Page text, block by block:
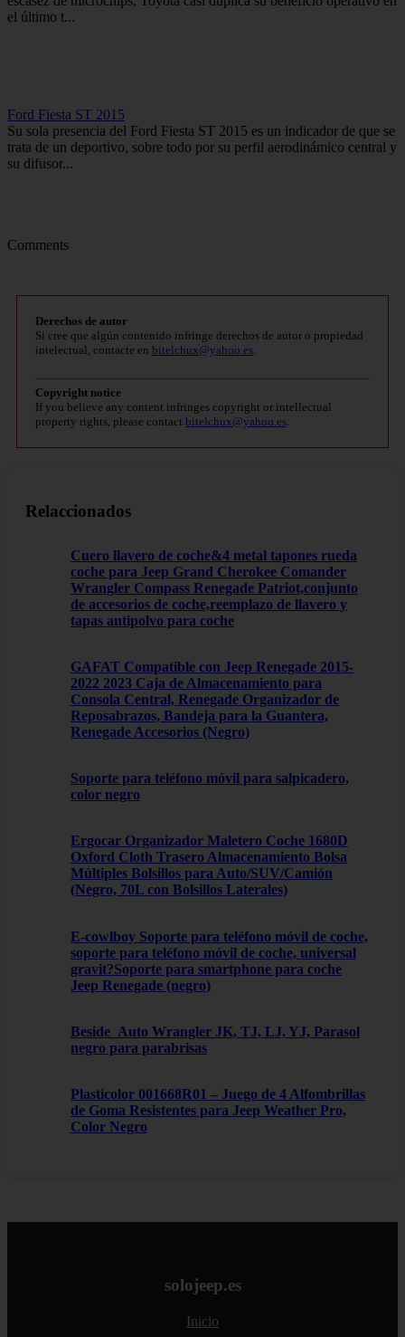
el último t...
Ford Fiesta ST 2015
Su sola presencia del Ford Fiesta ST 2015 es un indicador de que se
trata de un deportivo, sobre todo por su perfil aerodinámico central y
su difusor...
Comments
Derechos de autor
Si cree que algún contenido infringe derechos de autor o propiedad
intelectual, contacte en bitelchux@yahoo.es.
Copyright notice
If you believe any content infringes copyright or intellectual
property rights, please contact bitelchux@yahoo.es.
Relaccionados
Cuero llavero de coche&4 metal tapones rueda
coche para Jeep Grand Cherokee Comander
Wrangler Compass Renegade Patriot,conjunto
de accesorios de coche,reemplazo de llavero y
tapas antipolvo para coche
GAFAT Compatible con Jeep Renegade 2015-
2022 2023 Caja de Almacenamiento para
Consola Central, Renegade Organizador de
Reposabrazos, Bandeja para la Guantera,
Renegade Accesorios (Negro)
Soporte para teléfono móvil para salpicadero,
color negro
Ergocar Organizador Maletero Coche 1680D
Oxford Cloth Trasero Almacenamiento Bolsa
Múltiples Bolsillos para Auto/SUV/Camión
(Negro, 70L con Bolsillos Laterales)
E-cowlboy Soporte para teléfono móvil de coche,
soporte para teléfono móvil de coche, universal
gravit?Soporte para smartphone para coche
Jeep Renegade (negro)
Beside_Auto Wrangler JK, TJ, LJ, YJ, Parasol
negro para parabrisas
Plasticolor 001668R01 – Juego de 4 Alfombrillas
de Goma Resistentes para Jeep Weather Pro,
Color Negro
solojeep.es
Inicio